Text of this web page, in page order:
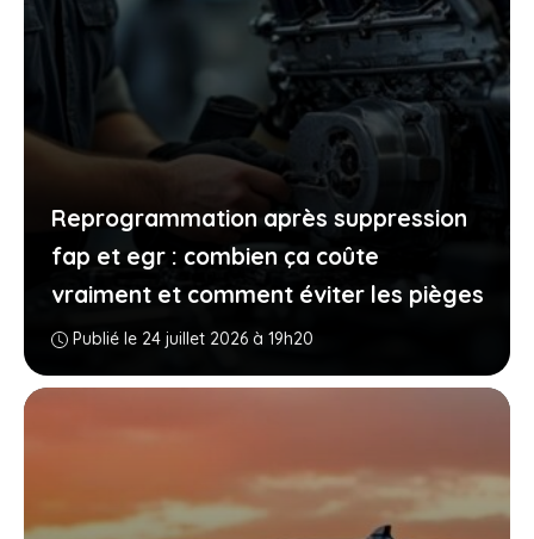
Reprogrammation après suppression
fap et egr : combien ça coûte
vraiment et comment éviter les pièges
Publié le 24 juillet 2026 à 19h20